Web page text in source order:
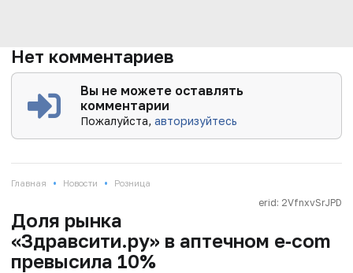
Нет комментариев
Вы не можете оставлять
комментарии
Пожалуйста,авторизуйтесь
Главная • Новости • Розница
erid: 2VfnxvSrJPD
Доля рынка
«Здравсити.ру» в аптечном e‑com
превысила 10%